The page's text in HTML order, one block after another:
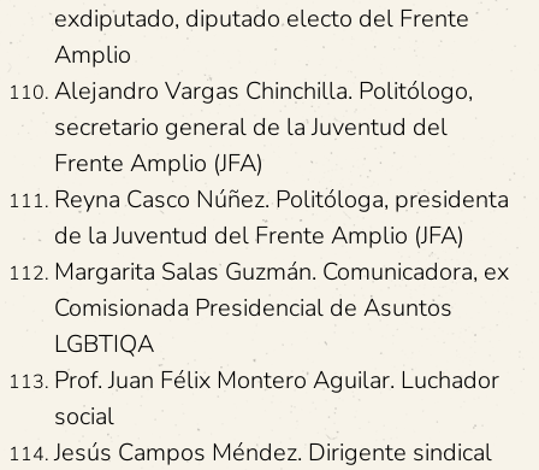
exdiputado, diputado electo del Frente
Amplio
Alejandro Vargas Chinchilla. Politólogo,
secretario general de la Juventud del
Frente Amplio (JFA)
Reyna Casco Núñez. Politóloga, presidenta
de la Juventud del Frente Amplio (JFA)
Margarita Salas Guzmán. Comunicadora, ex
Comisionada Presidencial de Asuntos
LGBTIQA
Prof. Juan Félix Montero Aguilar. Luchador
social
Jesús Campos Méndez. Dirigente sindical